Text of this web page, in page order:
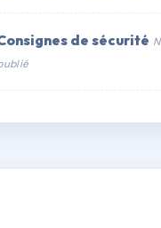
de sécurité